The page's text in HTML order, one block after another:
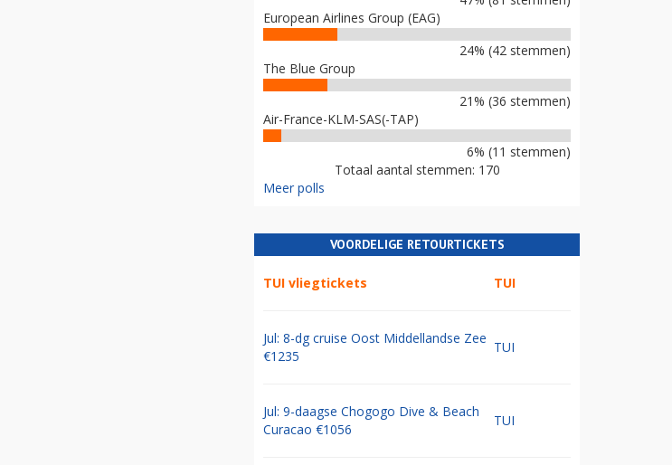
European Airlines Group (EAG)
24% (42 stemmen)
The Blue Group
21% (36 stemmen)
Air-France-KLM-SAS(-TAP)
6% (11 stemmen)
Totaal aantal stemmen: 170
Meer polls
VOORDELIGE RETOURTICKETS
TUI vliegtickets TUI
Jul: 8-dg cruise Oost Middellandse Zee
€1235
TUI
Jul: 9-daagse Chogogo Dive & Beach
Curacao €1056
TUI